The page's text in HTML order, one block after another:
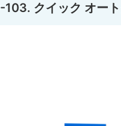
103. クイック オー